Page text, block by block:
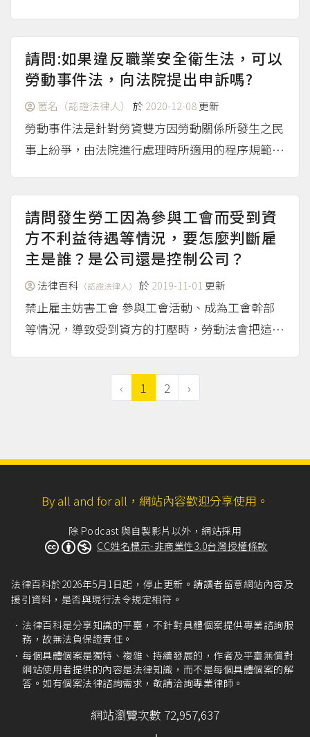
施無薪假，那你可以依據勞基法第14條第5款或第6
款規定終止勞動契約，並跟公司請求資遣費。
二、這樣是否... （more...）
請問:如果違反職業安全衛生法，可以
勞動事件法，向法院提出申訴嗎?
匿名（認證法律人） 於 2020-12-08更新
勞動事件法是針對勞資雙方因勞動關係所發生之民
事上紛爭，由法院進行處理時所適用的程序規範，
說，勞動事件法適用在法院進行調解、訴訟、保全
等程序之勞動事件， 而勞動事件則是勞資雙方基
於勞工法令、團體協約...（more...）
請問發生勞工因為參與工會而受到資
方不利益待遇等情況，要怎麼判斷雇
主是誰？是公司還是控制公司？
法律百科 （認證法律人） 於 2019-11-01 更新
禁止雇主妨害工會 參與工會活動、成為工會幹部
等情況，導致受到資方的打壓時，勞動法會把這個
雇主或代表雇主行使管理權之人，不得有下列行
為： 一、對於勞工組織工會、加入工會、參加工
‹ 1 2 ›
By all and for all，網站內容歡迎分享使用。
除 Podcast 與自製影片以外，網站採用
CC姓名標示-非商業性3.0台灣授權條款
法律百科於2026年5月1日起，停止更新。請讀者留意網站內容及
援引資料，是否與現行法令規定相符。
法律百科是分享知識的平臺，不針對具體個案提供專業諮詢服
務，故無法負保證責任。
每個具體個案是獨特、複雜、持續發展的，作者及平臺無償對
網站使用者提供的內容是法律知識，而不是每個具體個案的解
答。如有個案法律諮詢需求，敬請洽詢專業律師。
網站瀏覽次數 72,957,637